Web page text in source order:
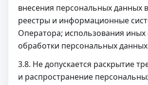
внесения персональных данных
реестры и информационные
Оператора; использования иных
обработки персональных
3.8. Не допускается раскрытие
и распространение